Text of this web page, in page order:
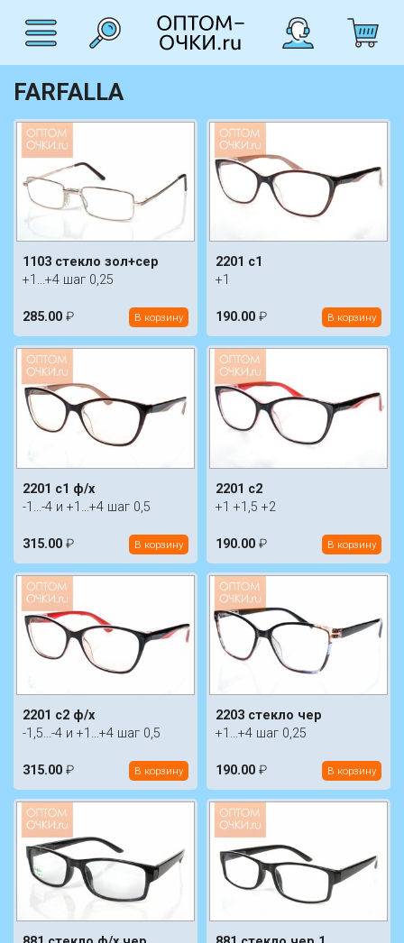
FARFALLA
1103 стекло зол+сер
+1...+4 шаг 0,25
285.00 ₽ В корзину
2201 c1
+1
190.00 ₽ В корзину
2201 c1 ф/х
-1...-4 и +1...+4 шаг 0,5
315.00 ₽ В корзину
2201 c2
+1 +1,5 +2
190.00 ₽ В корзину
2201 c2 ф/х
-1,5...-4 и +1...+4 шаг 0,5
315.00 ₽ В корзину
2203 стекло чер
+1...+4 шаг 0,25
190.00 ₽ В корзину